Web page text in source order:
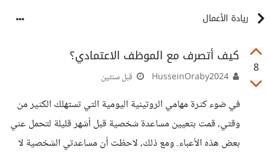
ريادة الأعمال
8
كيف أتصرف مع الموظف الاعتمادي؟
قبل سنتين
في ضوء كثرة مهامي الروتينية اليومية التي تستهلك الكثير من
وقتي، قمت بتعيين مساعدة شخصية قبل أشهر قليلة لتحمل عني
بعض هذه الأعباء. ومع ذلك، لاحظت أن مساعدتي الشخصية لا